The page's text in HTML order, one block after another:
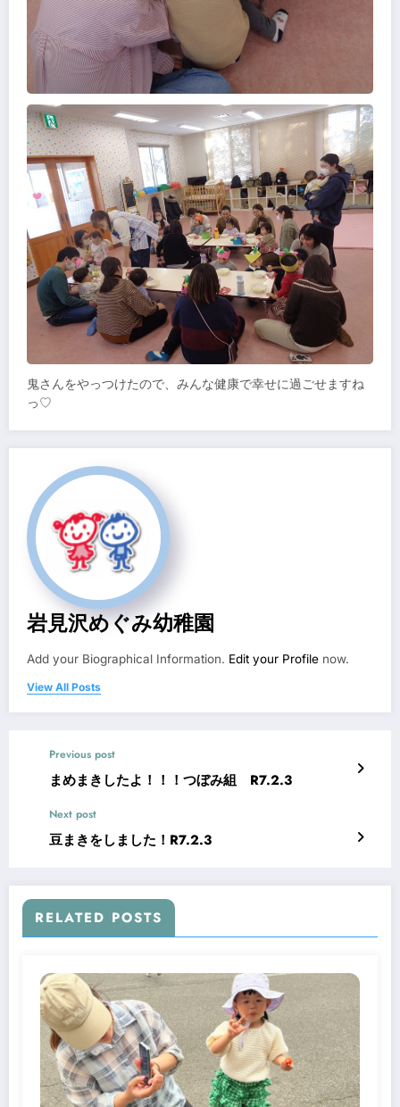
鬼さんをやっつけたので、みんな健康で幸せに過ごせますね
っ♡
岩見沢めぐみ幼稚園
Add your Biographical Information. Edit your Profile now.
View All Posts
Previous post
まめまきしたよ！！！つぼみ組 R7.2.3
Next post
豆まきをしました！R7.2.3
RELATED POSTS